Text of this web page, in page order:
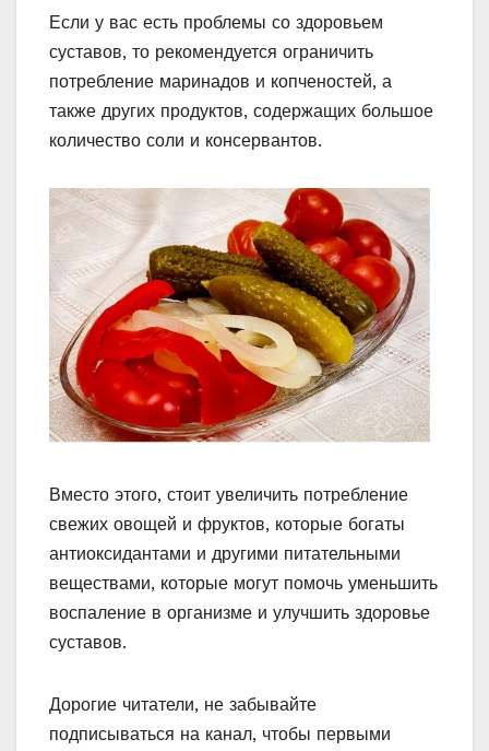
Если у вас есть проблемы со здоровьем
суставов, то рекомендуется ограничить
потребление маринадов и копченостей, а
также других продуктов, содержащих большое
количество соли и консервантов.
Вместо этого, стоит увеличить потребление
свежих овощей и фруктов, которые богаты
антиоксидантами и другими питательными
веществами, которые могут помочь уменьшить
воспаление в организме и улучшить здоровье
суставов.
Дорогие читатели, не забывайте
подписываться на канал, чтобы первыми